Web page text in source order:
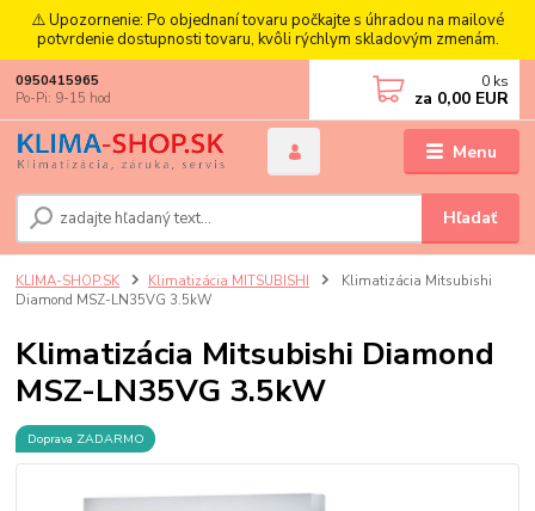
⚠️ Upozornenie: Po objednaní tovaru počkajte s úhradou na mailové
potvrdenie dostupnosti tovaru, kvôli rýchlym skladovým zmenám.
Menu
Hľadať
0950415965
Po-Pi: 9-15 hod
0 ks
za 0,00 EUR
KLIMA-SHOP.SK Klimatizácia MITSUBISHI
Klimatizácia Mitsubishi
Diamond MSZ-LN35VG 3.5kW
Klimatizácia Mitsubishi Diamond
MSZ-LN35VG 3.5kW
Doprava ZADARMO